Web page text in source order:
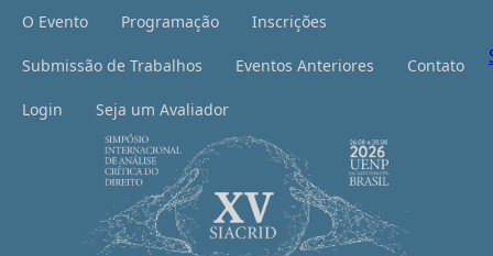
O Evento Programação Inscrições
Submissão de Trabalhos Eventos Anteriores Contato
Login Seja um Avaliador